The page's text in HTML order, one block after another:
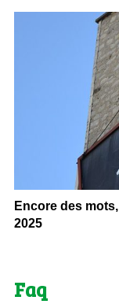
Encore des
2025
Faq